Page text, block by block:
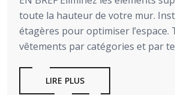
toute la hauteur de votre mur.
étagères pour optimiser l’espace.
vêtements par catégories et par
LIRE PLUS